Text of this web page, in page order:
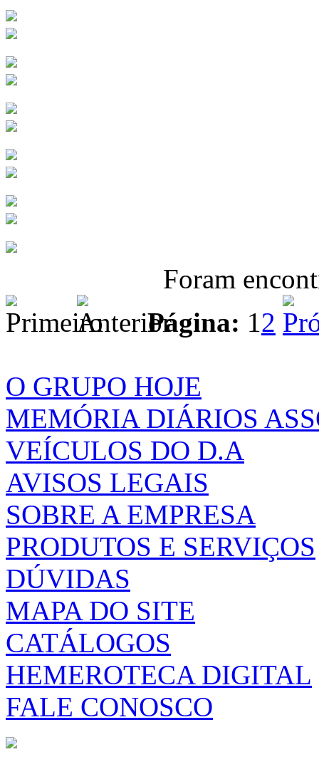
Foram
Página: 12
O GRUPO HOJE
MEMÓRIA DIÁRIOS
VEÍCULOS DO D.A
AVISOS LEGAIS
SOBRE A EMPRESA
PRODUTOS E SERVIÇOS
DÚVIDAS
MAPA DO SITE
CATÁLOGOS
HEMEROTECA DIGITAL
FALE CONOSCO